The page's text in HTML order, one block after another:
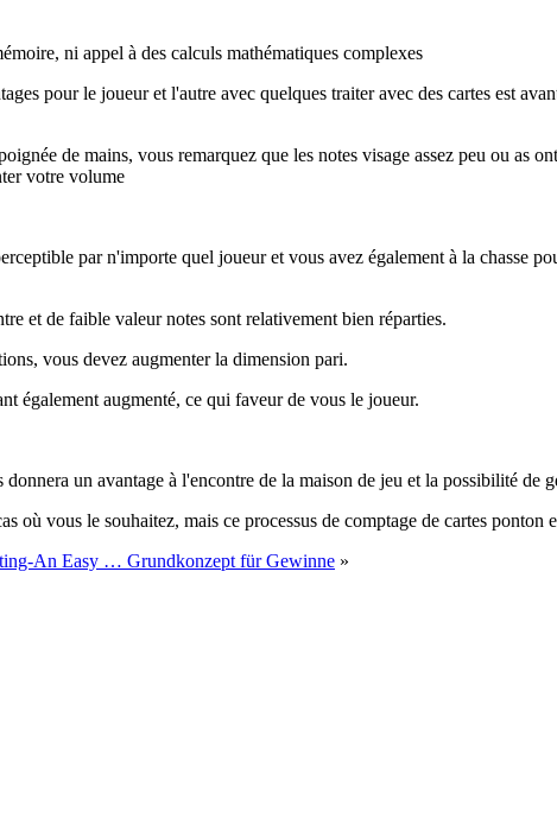
ni appel à des calculs mathématiques complexes
pour le joueur et l'autre avec quelques traiter avec des cartes est
de mains, vous remarquez que les notes visage assez peu ou as
votre volume
par n'importe quel joueur et vous avez également à la chasse
et de faible valeur notes sont relativement bien réparties.
vous devez augmenter la dimension pari.
également augmenté, ce qui faveur de vous le joueur.
un avantage à l'encontre de la maison de jeu et la possibilité de
où vous le souhaitez, mais ce processus de comptage de cartes ponton
An Easy … Grundkonzept für Gewinne »